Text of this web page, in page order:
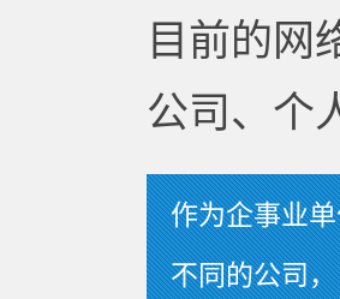
目前的网
公司、个
作为企事业
不同的公司